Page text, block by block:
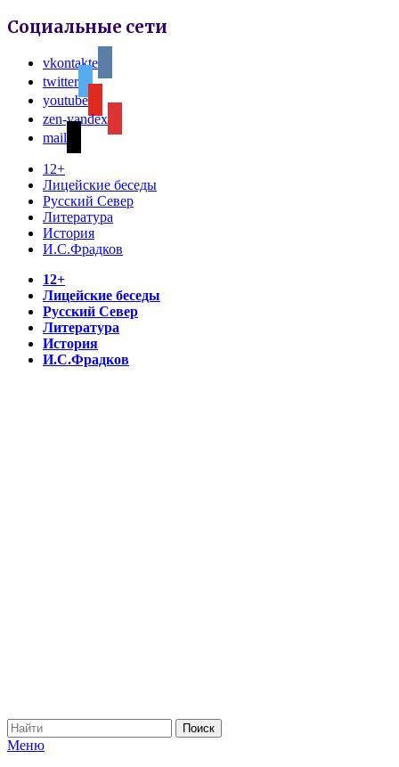
Социальные сети
vkontakte
twitter
youtube
zen-yandex
mail
12+
Лицейские беседы
Русский Север
Литература
История
И.С.Фрадков
12+
Лицейские беседы
Русский Север
Литература
История
И.С.Фрадков
Меню